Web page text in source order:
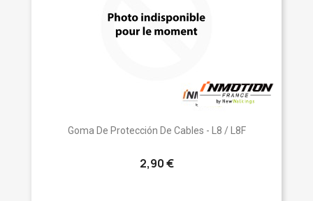
Goma De Protección De Cables - L8 / L8F
2,90 €